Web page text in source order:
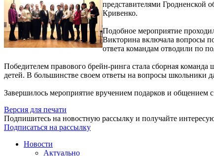
представителями Гродненской
Кривенко.
Подобное мероприятие
Викторина включала вопросы
ответа командам отводили по
Победителем правового брейн-ринга стала сборная
детей. В большинстве своем ответы на вопросы школьники
Завершилось мероприятие вручением подарков и
Версия для печати
Подпишитесь на новостную рассылку и получайте
Подписаться на рассылку
Новости
Актуально